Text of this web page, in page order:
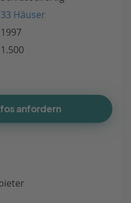
33 Häuser
1997
1.500
anfordern